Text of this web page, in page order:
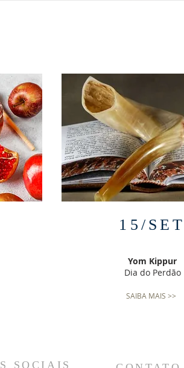
15/SET
Yom Kippur
Dia do Perdão
SAIBA MAIS >>
SOCIAIS